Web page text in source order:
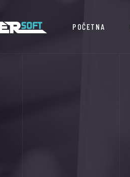
POČETNA